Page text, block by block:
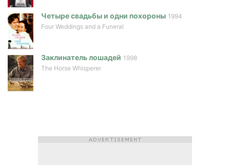
Четыре свадьбы и одни похороны 1994
Four Weddings and a Funeral
Заклинатель лошадей 1998
The Horse Whisperer